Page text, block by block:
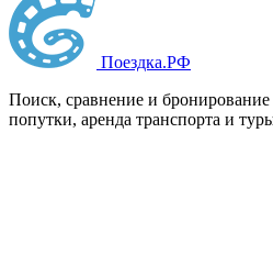
Поездка.РФ
Поиск, сравнение и бронирование
попутки, аренда транспорта и